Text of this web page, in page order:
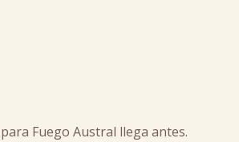
Fuego Austral llega antes.